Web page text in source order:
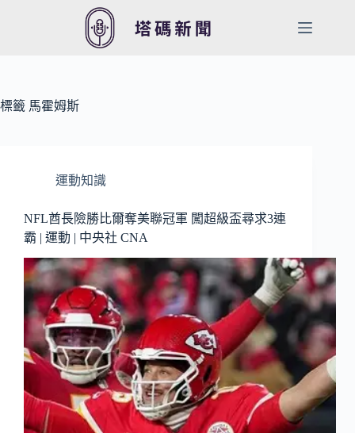
容
標籤 馬霍姆斯
運動知識
NFL酋長險勝比爾奪美聯冠軍 闖超級盃尋求3連
霸 | 運動 | 中央社 CNA